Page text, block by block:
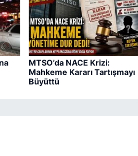
MTSO’da NACE Krizi:
Mahkeme Kararı Tartışmayı
Büyüttü